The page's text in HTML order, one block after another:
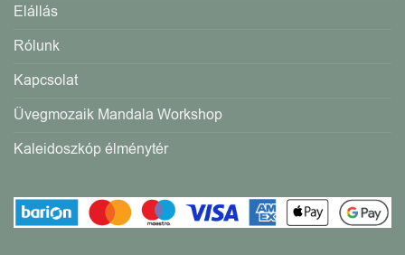
Elállás
Rólunk
Kapcsolat
Üvegmozaik Mandala Workshop
Kaleidoszkóp élménytér